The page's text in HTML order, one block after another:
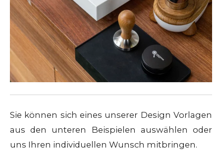
Sie können sich eines unserer Design Vorlagen
aus den unteren Beispielen auswählen oder
uns Ihren individuellen Wunsch mitbringen.